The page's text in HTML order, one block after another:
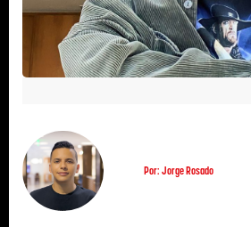
Por: Jorge Rosado